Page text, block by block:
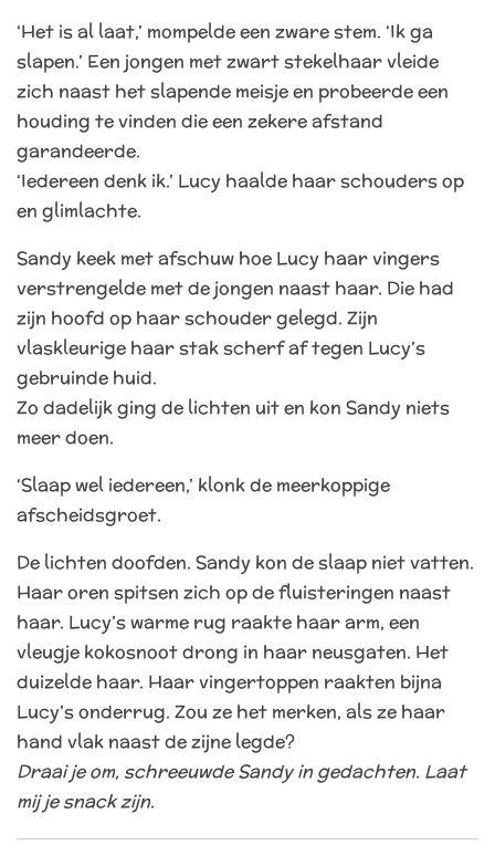
‘Het is al laat,’ mompelde een zware stem. ‘Ik ga
slapen.’ Een jongen met zwart stekelhaar vleide
zich naast het slapende meisje en probeerde een
houding te vinden die een zekere afstand
garandeerde.
‘Iedereen denk ik.’ Lucy haalde haar schouders op
en glimlachte.
Sandy keek met afschuw hoe Lucy haar vingers
verstrengelde met de jongen naast haar. Die had
zijn hoofd op haar schouder gelegd. Zijn
vlaskleurige haar stak scherf af tegen Lucy’s
gebruinde huid.
Zo dadelijk ging de lichten uit en kon Sandy niets
meer doen.
‘Slaap wel iedereen,’ klonk de meerkoppige
afscheidsgroet.
De lichten doofden. Sandy kon de slaap niet vatten.
Haar oren spitsen zich op de fluisteringen naast
haar. Lucy’s warme rug raakte haar arm, een
vleugje kokosnoot drong in haar neusgaten. Het
duizelde haar. Haar vingertoppen raakten bijna
Lucy’s onderrug. Zou ze het merken, als ze haar
hand vlak naast de zijne legde?
Draai je om, schreeuwde Sandy in gedachten. Laat
mij je snack zijn.